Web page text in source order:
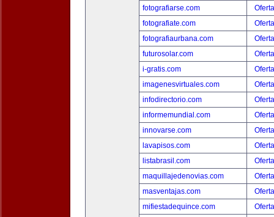
fotografiarse.com
fotografiate.com
fotografiaurbana.com
futurosolar.com
i-gratis.com
imagenesvirtuales.com
infodirectorio.com
informemundial.com
innovarse.com
lavapisos.com
listabrasil.com
maquillajedenovias.com
masventajas.com
mifiestadequince.com